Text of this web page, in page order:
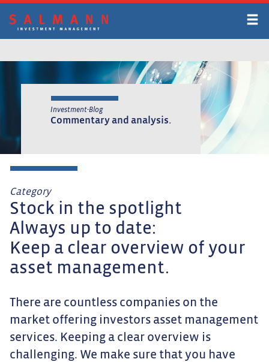
to
main
content
Investment-Blog
Commentary and analysis.
Category
Stock in the spotlight
Always up to date:
Keep a clear overview of your
asset management.
There are countless companies on the
market offering investors asset management
services. Keeping a clear overview is
challenging. We make sure that you have